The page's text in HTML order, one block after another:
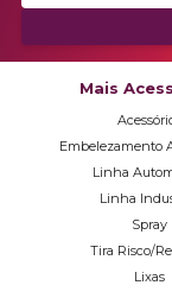
Mais
Embelezamento
Linha
Linha
Spray
Tira Risco/
Lixas